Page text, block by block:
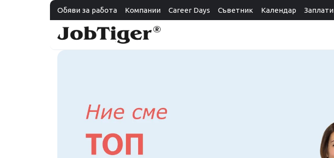
Обяви за работа Компании Career Days Съветник Календар Заплати